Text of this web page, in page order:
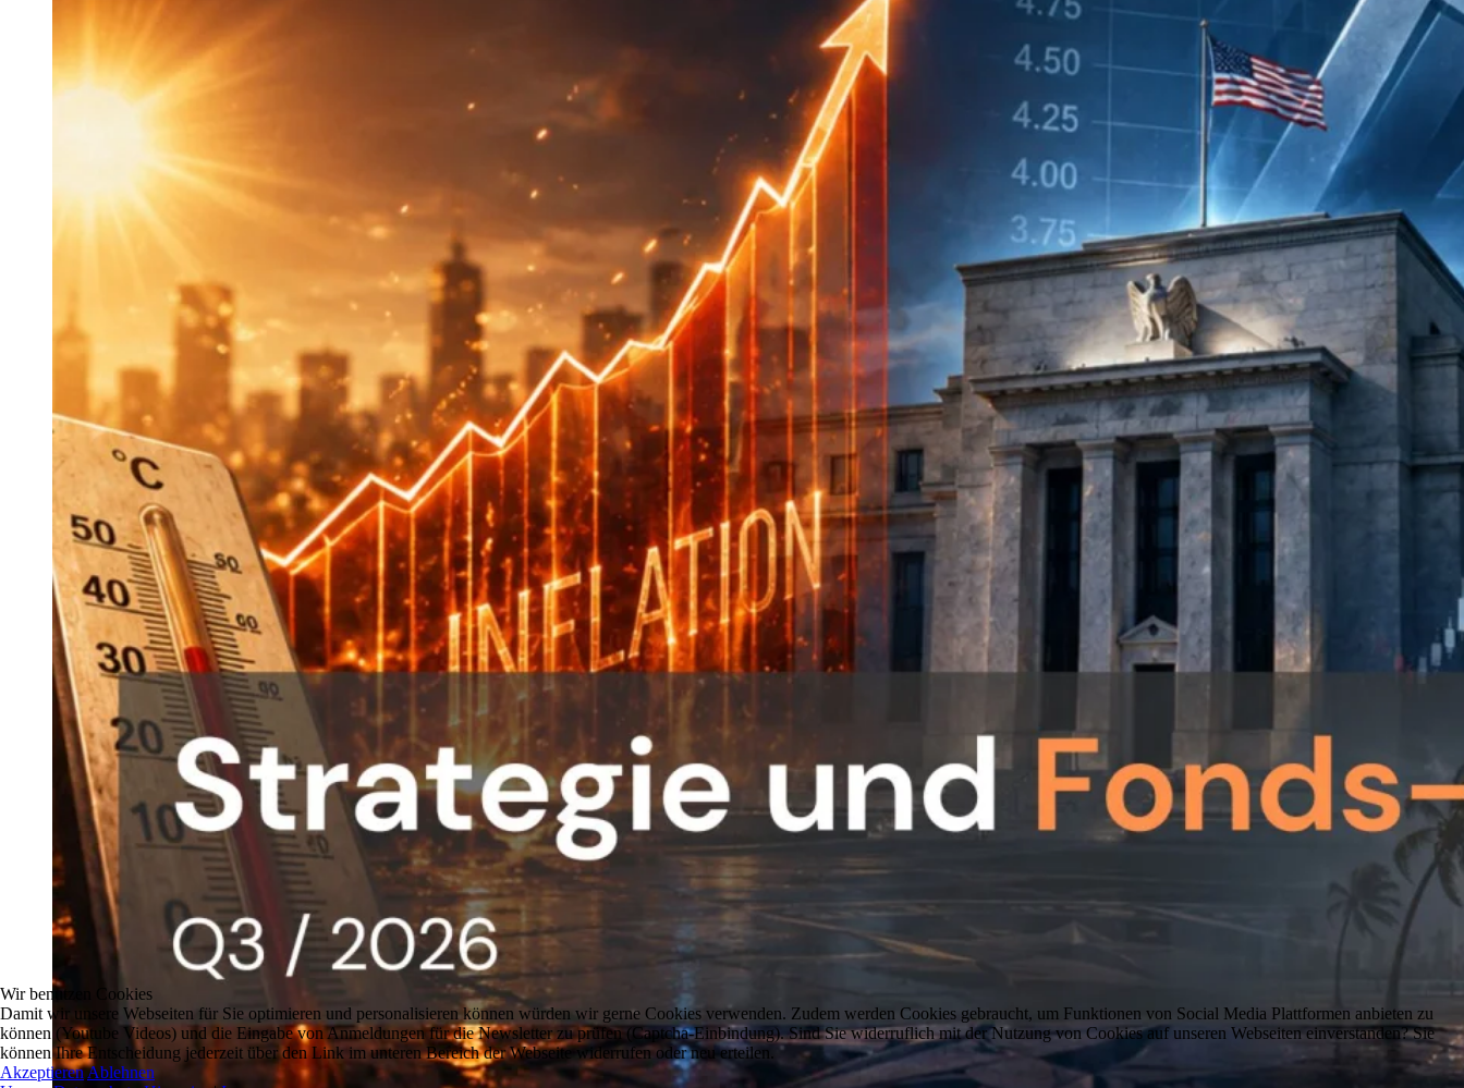
Wir benutzen Cookies
Damit wir unsere Webseiten für Sie optimieren und personalisieren können würden wir gerne Cookies verwenden. Zudem werden Cookies gebraucht, um Funktionen von Social Media Plattformen anbieten zu
können (Youtube Videos) und die Eingabe von Anmeldungen für die Newsletter zu prüfen (Captcha-Einbindung). Sind Sie widerruflich mit der Nutzung von Cookies auf unseren Webseiten einverstanden? Sie
können Ihre Entscheidung jederzeit über den Link im unteren Bereich der Webseite widerrufen oder neu erteilen.
AkzeptierenAblehnen